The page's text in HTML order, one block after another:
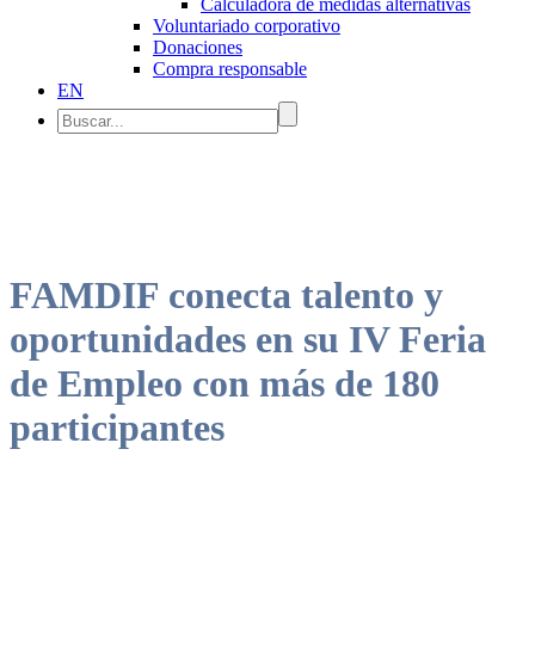
Calculadora de medidas alternativas
Voluntariado corporativo
Donaciones
Compra responsable
EN
FAMDIF conecta talento y
oportunidades en su IV Feria
de Empleo con más de 180
participantes